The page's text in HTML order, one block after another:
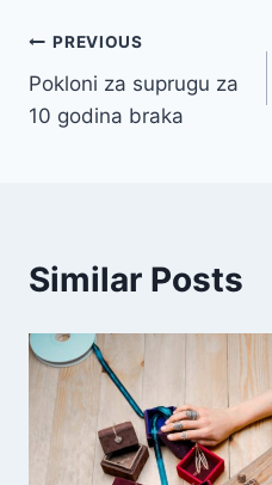
Post
navigation
PREVIOUS
Pokloni za suprugu za
10 godina braka
Similar Posts